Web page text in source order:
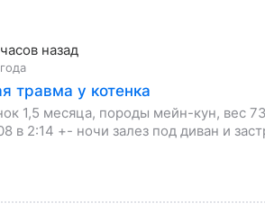
назад
травма у котенка
1,5 месяца, породы мейн-кун, вес
в 2:14 +- ночи залез под диван и